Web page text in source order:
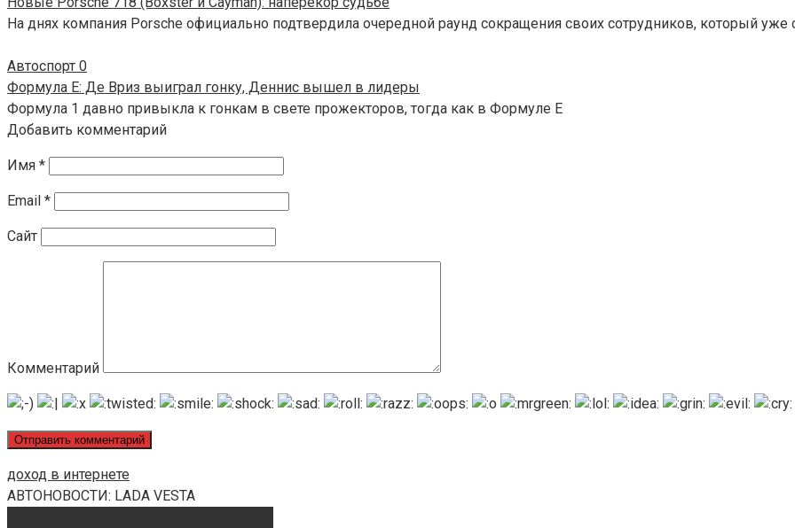
На днях компания Porsche официально подтвердила очередной раунд сокращения своих сотрудников, который уже
Автоспорт 0
Формула E: Де Вриз выиграл гонку, Деннис вышел в лидеры
Формула 1 давно привыкла к гонкам в свете прожекторов, тогда как в Формуле E
Добавить комментарий
Имя *
Email *
Сайт
Комментарий
доход в интернете
АВТОНОВОСТИ: LADA VESTA